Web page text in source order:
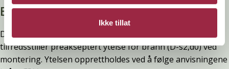
Ikke tillat
Branntestet
Denne kledninger er testet, dokumentert, godkjent og
tilfredsstiller preakseptert ytelse for brann (D-s2,d0) ved
montering. Ytelsen opprettholdes ved å følge anvisningene